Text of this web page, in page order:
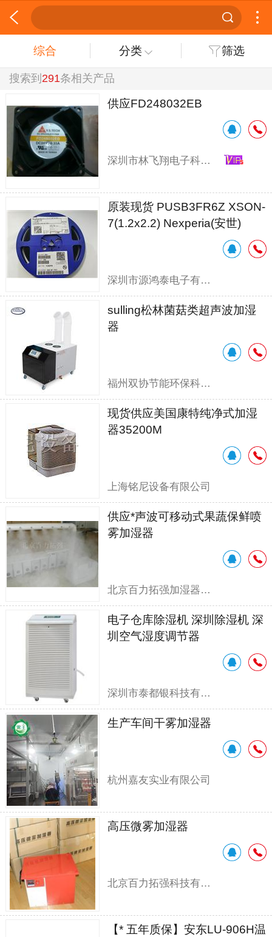
综合 分类 筛选
搜索到 291条相关产品
供应FD248032EB
深圳市林飞翔电子科技有限公司
原装现货 PUSB3FR6Z XSON-
7(1.2x2.2) Nexperia(安世)
深圳市源鸿泰电子有限公司
sulling松林菌菇类超声波加湿
器
福州双协节能环保科技有限公司
现货供应美国康特纯净式加湿
器35200M
上海铭尼设备有限公司
供应*声波可移动式果蔬保鲜喷
雾加湿器
北京百力拓强加湿器有限公司
电子仓库除湿机 深圳除湿机 深
圳空气湿度调节器
深圳市泰都银科技有限公司
生产车间干雾加湿器
杭州嘉友实业有限公司
高压微雾加湿器
北京百力拓强科技有限公司
【* 五年质保】安东LU-906H温